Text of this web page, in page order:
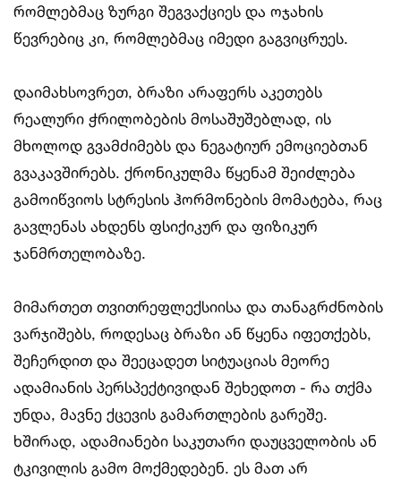
რომლებმაც ზურგი შეგვაქციეს და ოჯახის
წევრებიც კი, რომლებმაც იმედი გაგვიცრუეს.
დაიმახსოვრეთ, ბრაზი არაფერს აკეთებს
რეალური ჭრილობების მოსაშუშებლად, ის
მხოლოდ გვამძიმებს და ნეგატიურ ემოციებთან
გვაკავშირებს. ქრონიკულმა წყენამ შეიძლება
გამოიწვიოს სტრესის ჰორმონების მომატება, რაც
გავლენას ახდენს ფსიქიკურ და ფიზიკურ
ჯანმრთელობაზე.
მიმართეთ თვითრეფლექსიისა და თანაგრძნობის
ვარჯიშებს, როდესაც ბრაზი ან წყენა იფეთქებს,
შეჩერდით და შეეცადეთ სიტუაციას მეორე
ადამიანის პერსპექტივიდან შეხედოთ - რა თქმა
უნდა, მავნე ქცევის გამართლების გარეშე.
ხშირად, ადამიანები საკუთარი დაუცველობის ან
ტკივილის გამო მოქმედებენ. ეს მათ არ